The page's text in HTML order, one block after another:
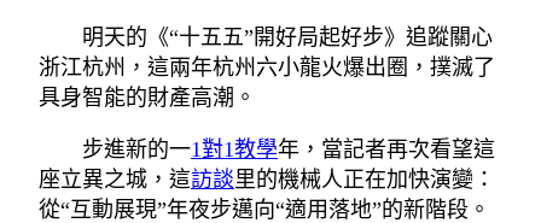
明天的《“十五五”開好局起好步》追蹤關心
浙江杭州，這兩年杭州六小龍火爆出圈，撲滅了
具身智能的財產高潮。
步進新的一1對1教學年，當記者再次看望這
座立異之城，這訪談里的機械人正在加快演變：
從“互動展現”年夜步邁向“適用落地”的新階段。